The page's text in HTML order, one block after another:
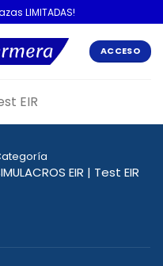
LIMITADAS!
ACCESO
EIR
EIR | Test EIR